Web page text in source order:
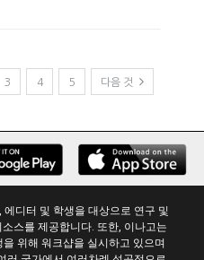
3 4 5 다음 것
디터 및 학생을 대상으로 연구 및
스를 제공합니다. 또한, 이나고는
위해 워크샵을 실시하고 있으며